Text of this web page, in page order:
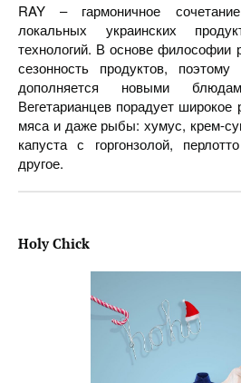
RAY – гармоничное
локальных украинских
технологий. В основе философии
сезонность продуктов,
дополняется новыми
Вегетарианцев порадует
мяса и даже рыбы: хумус, крем-
капуста с горгонзолой,
другое.
Holy Chick